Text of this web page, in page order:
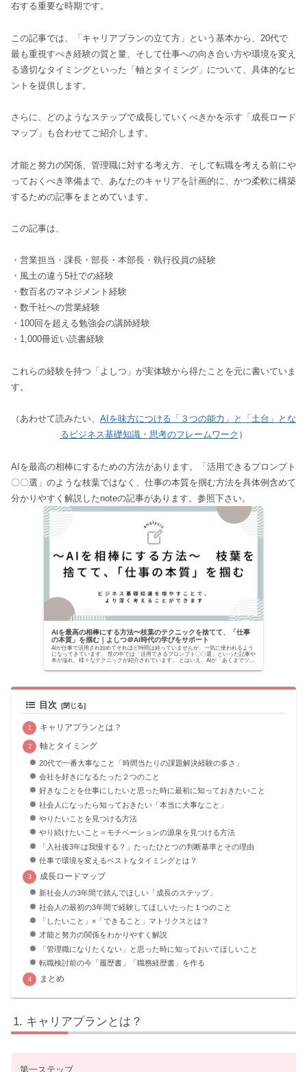
右する重要な時期です。
この記事では、「キャリアプランの立て方」という基本から、20代で
最も重視すべき経験の質と量、そして仕事への向き合い方や環境を変え
る適切なタイミングといった「軸とタイミング」について、具体的なヒ
ントを提供します。
さらに、どのようなステップで成長していくべきかを示す「成長ロード
マップ」も合わせてご紹介します。
才能と努力の関係、管理職に対する考え方、そして転職を考える前にや
っておくべき準備まで、あなたのキャリアを計画的に、かつ柔軟に構築
するための記事をまとめています。
この記事は、
・営業担当・課長・部長・本部長・執行役員の経験
・風土の違う5社での経験
・数百名のマネジメント経験
・数千社への営業経験
・100回を超える勉強会の講師経験
・1,000冊近い読書経験
これらの経験を持つ「よしつ」が実体験から得たことを元に書いていま
す。
（あわせて読みたい、 AIを味方につける「３つの能力」と「土台」とな
るビジネス基礎知識・思考のフレームワーク ）
AIを最高の相棒にするための方法があります。「活用できるプロンプト
〇〇選」のような枝葉ではなく、仕事の本質を掴む方法を具体例含めて
分かりやすく解説したnoteの記事があります。参照下さい。
AIを最高の相棒にする方法〜枝葉のテクニックを捨てて、「仕事
の本質」を掴む｜よしつ＠AI時代の学びをサポート
AIが仕事で活用され始めてそれほど時間は経っていませんが、一気に使われるよう
になってきています。 世の中では「活用できるプロンプト〇〇選」といった記事や
本が溢れ、様々なテクニックが紹介されています。 とはいえ、AIが「あくまでツー
目次
キャリアプランとは？
軸とタイミング
20代で一番大事なこと「時間当たりの課題解決経験の多さ」
会社を好きになるたった２つのこと
好きなことを仕事にしたいと思った時に最初に知っておきたいこと
社会人になったら知っておきたい「本当に大事なこと」
やりたいことを見つける方法
やり続けたいこと＝モチベーションの源泉を見つける方法
「入社後3年は我慢する？」たったひとつの判断基準とその理由
仕事で環境を変えるベストなタイミングとは？
成長ロードマップ
新社会人の3年間で踏んでほしい「成長のステップ」
社会人の最初の3年間で経験してほしいたった１つのこと
「したいこと」×「できること」マトリクスとは？
才能と努力の関係をわかりやすく解説
「管理職になりたくない」と思った時に知っておいてほしいこと
転職検討前の今「履歴書」「職務経歴書」を作る
まとめ
キャリアプランとは？
第一ステップ